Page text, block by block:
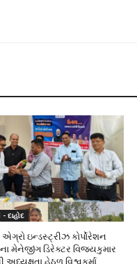
દાહોદ
ઇન્ડસ્ટ્રીઝ કોર્પોરેશન
મેનેજીંગ ડિરેક્ટર વિજયકુમાર
અધ્યક્ષતા હેઠળ વિશ્વકર્મા